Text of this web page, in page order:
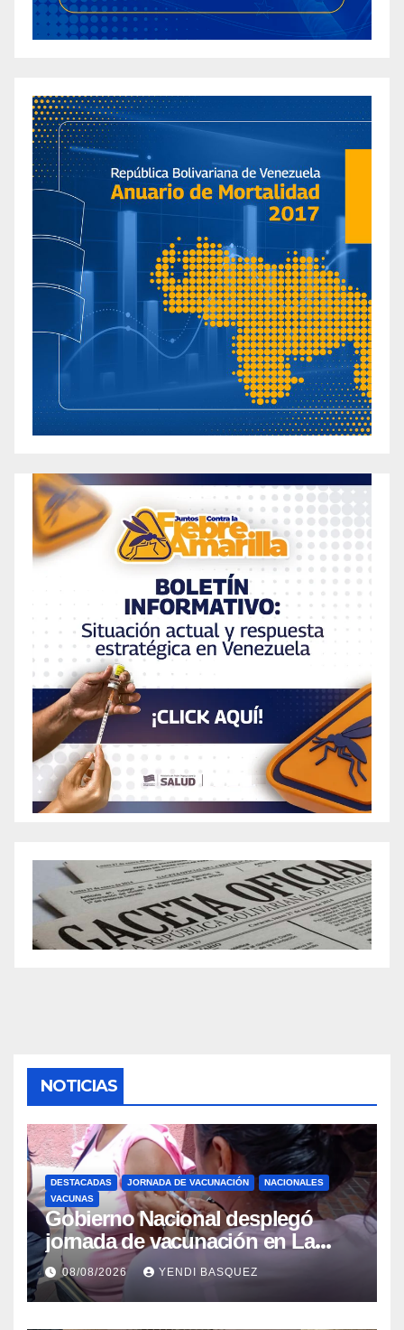
NOTICIAS
DESTACADAS JORNADA DE VACUNACIÓN
NACIONALES
VACUNAS
Gobierno Nacional desplegó
jornada de vacunación en La
Guaira para garantizar protección
epidemiológica
08/08/2026 YENDI BASQUEZ